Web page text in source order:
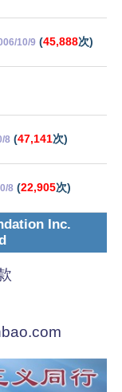
10/9 (45,888次)
8 (47,141次)
8 (22,905次)
Inc.